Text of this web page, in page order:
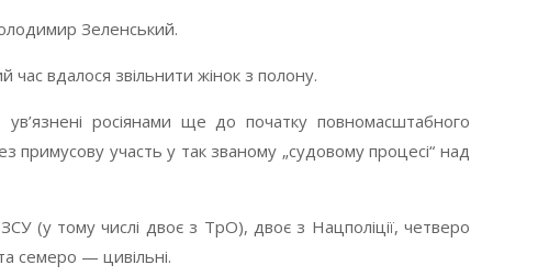
Зеленський.
вдалося звільнити жінок з полону.
росіянами ще до початку повномасштабного
примусову участь у так званому „судовому процесі“ над
(у тому числі двоє з ТрО), двоє з Нацполіції, четверо
семеро — цивільні.